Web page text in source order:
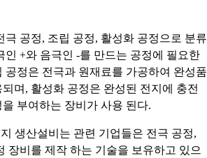
극 공정, 조립 공정, 활성화 공정으로 분류
인 +와 음극인 -를 만드는 공정에 필요한
공정은 전극과 원재료를 가공하여 완성품
며, 활성화 공정은 완성된 전지에 충전
부여하는 장비가 사용 된다.
생산설비는 관련 기업들은 전극 공정,
장비를 제작 하는 기술을 보유하고 있으